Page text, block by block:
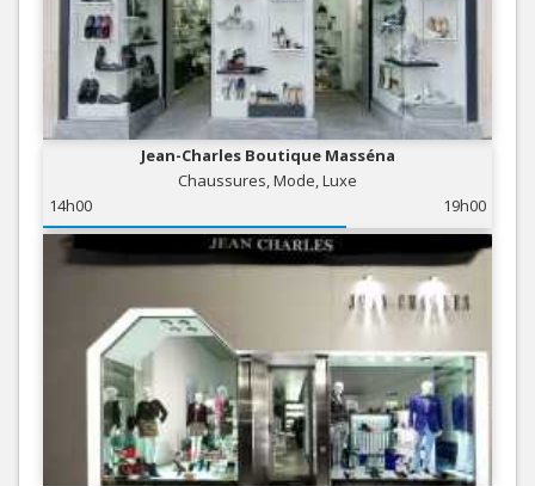
Jean-Charles Boutique Masséna
Chaussures, Mode, Luxe
14h00
19h00